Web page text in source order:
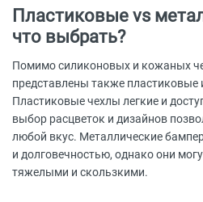
Пластиковые vs
что выбрать?
Помимо силиконовых и кожаных
представлены также пластиковые
Пластиковые чехлы легкие и
выбор расцветок и дизайнов
любой вкус. Металлические
и долговечностью, однако они
тяжелыми и скользкими.